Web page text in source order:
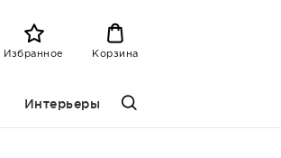
Избранное Корзина
Интерьеры